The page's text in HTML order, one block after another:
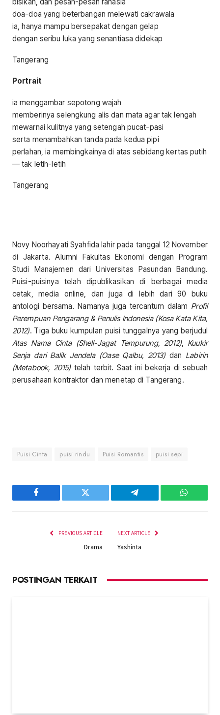
doa-doa yang beterbangan melewati cakrawala
ia, hanya mampu bersepakat dengan gelap
dengan seribu luka yang senantiasa didekap
Tangerang
Portrait
ia menggambar sepotong wajah
memberinya selengkung alis dan mata agar tak lengah
mewarnai kulitnya yang setengah pucat-pasi
serta menambahkan tanda pada kedua pipi
perlahan, ia membingkainya di atas sebidang kertas putih
— tak letih-letih
Tangerang
Novy Noorhayati Syahfida lahir pada tanggal 12 November
di Jakarta. Alumni Fakultas Ekonomi dengan Program
Studi Manajemen dari Universitas Pasundan Bandung.
Puisi-puisinya telah dipublikasikan di berbagai media
cetak, media online, dan juga di lebih dari 90 buku
antologi bersama. Namanya juga tercantum dalam Profil
Perempuan Pengarang & Penulis Indonesia (Kosa Kata Kita,
2012). Tiga buku kumpulan puisi tunggalnya yang berjudul
Atas Nama Cinta (Shell-Jagat Tempurung, 2012), Kuukir
Senja dari Balik Jendela (Oase Qalbu, 2013) dan Labirin
(Metabook, 2015) telah terbit. Saat ini bekerja di sebuah
perusahaan kontraktor dan menetap di Tangerang.
Puisi Cinta puisi rindu Puisi Romantis puisi sepi
Facebook Twitter Telegram
PREVIOUS ARTICLE
Drama
NEXT ARTICLE
Yashinta
POSTINGAN TERKAIT